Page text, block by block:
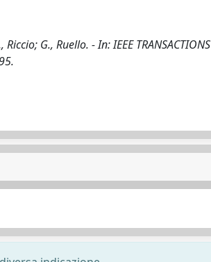
G., Ruello. - In: IEEE TRANSACTIONS